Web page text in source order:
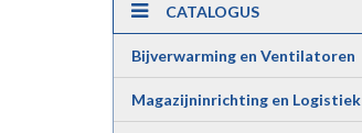
CATALOGUS
Bijverwarming en Ventilatoren
Magazijninrichting en Logistiek